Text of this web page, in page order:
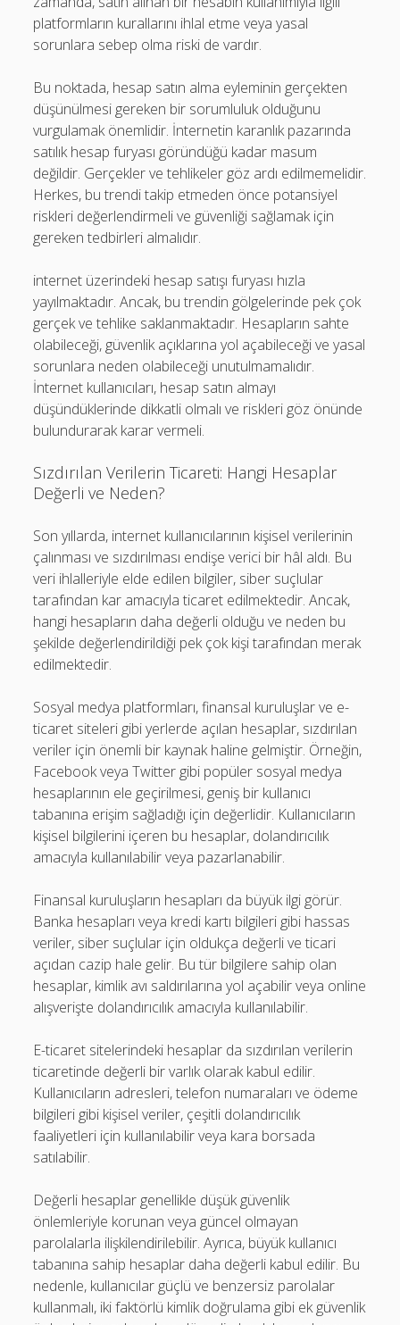
platformların kurallarını ihlal etme veya yasal
sorunlara sebep olma riski de vardır.
Bu noktada, hesap satın alma eyleminin gerçekten
düşünülmesi gereken bir sorumluluk olduğunu
vurgulamak önemlidir. İnternetin karanlık pazarında
satılık hesap furyası göründüğü kadar masum
değildir. Gerçekler ve tehlikeler göz ardı edilmemelidir.
Herkes, bu trendi takip etmeden önce potansiyel
riskleri değerlendirmeli ve güvenliği sağlamak için
gereken tedbirleri almalıdır.
internet üzerindeki hesap satışı furyası hızla
yayılmaktadır. Ancak, bu trendin gölgelerinde pek çok
gerçek ve tehlike saklanmaktadır. Hesapların sahte
olabileceği, güvenlik açıklarına yol açabileceği ve yasal
sorunlara neden olabileceği unutulmamalıdır.
İnternet kullanıcıları, hesap satın almayı
düşündüklerinde dikkatli olmalı ve riskleri göz önünde
bulundurarak karar vermeli.
Sızdırılan Verilerin Ticareti: Hangi Hesaplar
Değerli ve Neden?
Son yıllarda, internet kullanıcılarının kişisel verilerinin
çalınması ve sızdırılması endişe verici bir hâl aldı. Bu
veri ihlalleriyle elde edilen bilgiler, siber suçlular
tarafından kar amacıyla ticaret edilmektedir. Ancak,
hangi hesapların daha değerli olduğu ve neden bu
şekilde değerlendirildiği pek çok kişi tarafından merak
edilmektedir.
Sosyal medya platformları, finansal kuruluşlar ve e-
ticaret siteleri gibi yerlerde açılan hesaplar, sızdırılan
veriler için önemli bir kaynak haline gelmiştir. Örneğin,
Facebook veya Twitter gibi popüler sosyal medya
hesaplarının ele geçirilmesi, geniş bir kullanıcı
tabanına erişim sağladığı için değerlidir. Kullanıcıların
kişisel bilgilerini içeren bu hesaplar, dolandırıcılık
amacıyla kullanılabilir veya pazarlanabilir.
Finansal kuruluşların hesapları da büyük ilgi görür.
Banka hesapları veya kredi kartı bilgileri gibi hassas
veriler, siber suçlular için oldukça değerli ve ticari
açıdan cazip hale gelir. Bu tür bilgilere sahip olan
hesaplar, kimlik avı saldırılarına yol açabilir veya online
alışverişte dolandırıcılık amacıyla kullanılabilir.
E-ticaret sitelerindeki hesaplar da sızdırılan verilerin
ticaretinde değerli bir varlık olarak kabul edilir.
Kullanıcıların adresleri, telefon numaraları ve ödeme
bilgileri gibi kişisel veriler, çeşitli dolandırıcılık
faaliyetleri için kullanılabilir veya kara borsada
satılabilir.
Değerli hesaplar genellikle düşük güvenlik
önlemleriyle korunan veya güncel olmayan
parolalarla ilişkilendirilebilir. Ayrıca, büyük kullanıcı
tabanına sahip hesaplar daha değerli kabul edilir. Bu
nedenle, kullanıcılar güçlü ve benzersiz parolalar
kullanmalı, iki faktörlü kimlik doğrulama gibi ek güvenlik